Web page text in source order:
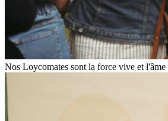
Nos Loycomates sont la force vive et l'âme